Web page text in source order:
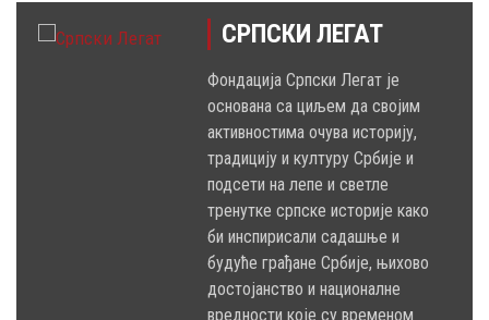
СРПСКИ ЛЕГАТ
Фондација Српски Легат је
основана са циљем да својим
активностима очува историју,
традицију и културу Србије и
подсети на лепе и светле
тренутке српске историје како
би инспирисали садашње и
будуће грађане Србије, њихово
достојанство и националне
вредности које су временом